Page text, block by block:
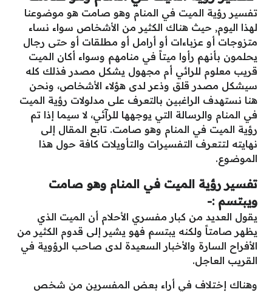
تفسير رؤية الميت في المنام وهو صامت هو موضوعنا
لهذا اليوم, حيث هناك الكثير من الأشخاص سواء نساء
متزوجات أو عزباءات أو أرامل أو مطلقات أو حتى رجال
يحلمون بأنهم رأوا ميتاً في منامهم وسواء أكان الميت
قريب معلوم للرائي أم مجهول يشكل مصدر فذلك كله
سيشكل مصدر قلق وذعر لدى هؤلاء الأشخاص، ونحن
هنا نستهدف الراغبين بالتعرف على مدلولات رؤية الميت
في المنام والرسالة التي يوجهها للرآئي، لا سيما إذا تم
رؤية الميت في المنام وهو صامت. تابع المقال إلى
نهايته لتتعرف التفسيرات والتأويلات كافة حول هذا
الموضوع.
تفسير رؤية الميت في المنام وهو صامت
ويبتسم :-
يقول العديد من كبار مفسري الأحلام أن الميت الذي
يظهر صامتاً ولكنه يبتسم فهو يشير إلى قدوم الكثير من
الأفراح السارة والأخبار السعيدة لدى صاحب الرؤوية في
القريب العاجل.
وهناك إختلاف في أراء بعض المفسرين من شخص